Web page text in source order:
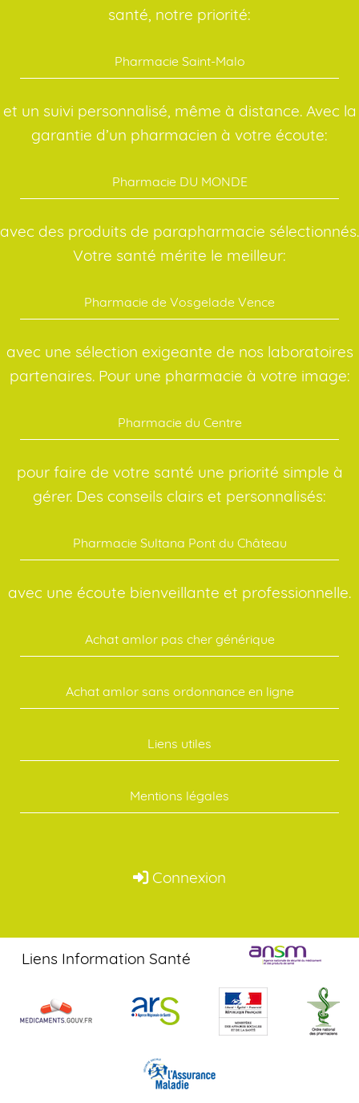
santé, notre priorité:
Pharmacie Saint-Malo
et un suivi personnalisé, même à distance. Avec la
garantie d’un pharmacien à votre écoute:
Pharmacie DU MONDE
avec des produits de parapharmacie sélectionnés.
Votre santé mérite le meilleur:
Pharmacie de Vosgelade Vence
avec une sélection exigeante de nos laboratoires
partenaires. Pour une pharmacie à votre image:
Pharmacie du Centre
pour faire de votre santé une priorité simple à
gérer. Des conseils clairs et personnalisés:
Pharmacie Sultana Pont du Château
avec une écoute bienveillante et professionnelle.
Achat amlor pas cher générique
Achat amlor sans ordonnance en ligne
Liens utiles
Mentions légales
Connexion
Liens Information Santé